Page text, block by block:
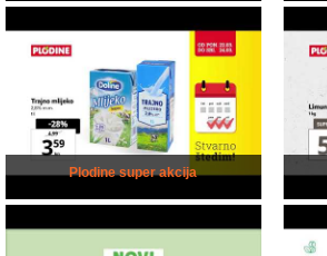
Plodine super akcija